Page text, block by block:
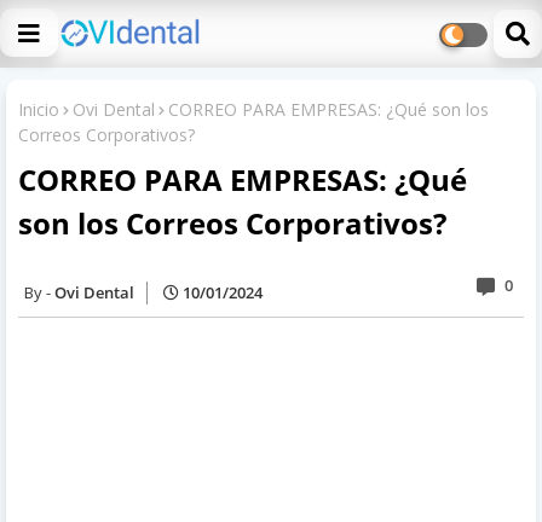
Inicio Ovi Dental
CORREO PARA EMPRESAS: ¿Qué son los
Correos Corporativos?
CORREO PARA EMPRESAS: ¿Qué
son los Correos Corporativos?
Ovi Dental 10/01/2024 0